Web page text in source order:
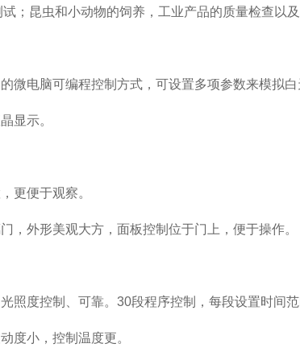
；昆虫和小动物的饲养，工业产品的质量检查以
电脑可编程控制方式，可设置多项参数来模拟白
显示。
便于观察。
外形美观大方，面板控制位于门上，便于操作。
度控制、可靠。30段程序控制，每段设置时间范
小，控制温度更。